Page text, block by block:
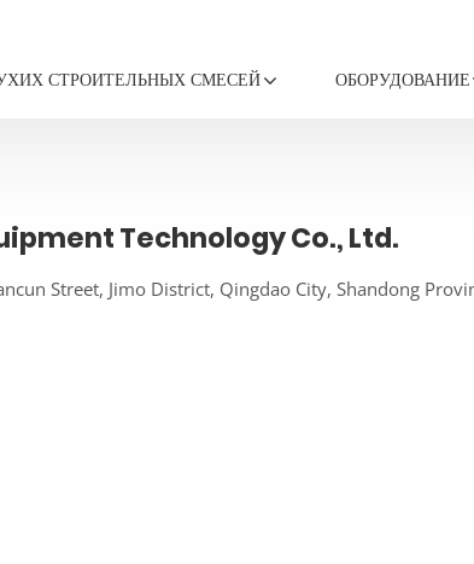
СТРОИТЕЛЬНЫХ СМЕСЕЙ ОБОРУДОВАНИЕ
Technology Co., Ltd.
Street, Jimo District, Qingdao City, Shandong